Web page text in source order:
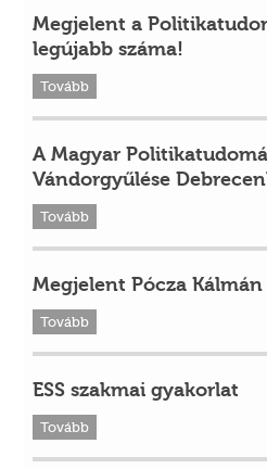
Megjelent a
legújabb száma!
Tovább
A Magyar
Vándorgyűlése
Tovább
Megjelent Pócza
Tovább
ESS szakmai gyakorlat
Tovább